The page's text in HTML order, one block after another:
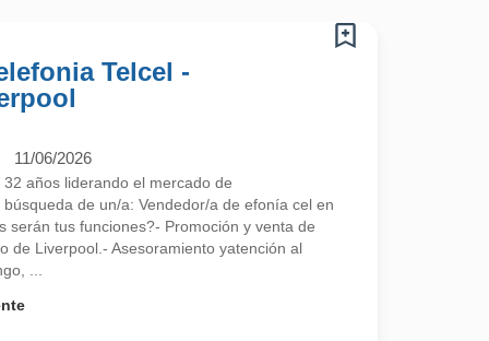
Telcel -
11/06/2026
años liderando el mercado de
de un/a: Vendedor/a de efonía cel en
serán tus funciones?- Promoción y venta de
de Liverpool.- Asesoramiento yatención al
...